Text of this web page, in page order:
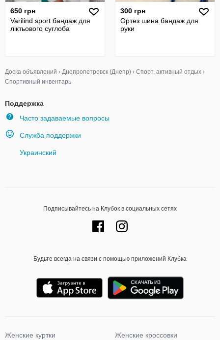
650 грн
Varilind sport бандаж для
ліктьового суглоба
300 грн
Ортез шина бандаж для
руки
Доска объявлений › Днепропетровск (Днепр) › Спорт, активный отдых ›
Спортивный инвентарь
Поддержка
Часто задаваемые вопросы
Служба поддержки
Украинский
Подписывайтесь на Клубок в социальных сетях
Будьте всегда на связи с помощью приложений Клубка
Женские куртки
Женские кроссовки